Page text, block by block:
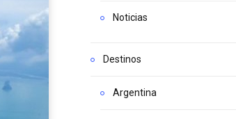
Noticias
Destinos
Argentina